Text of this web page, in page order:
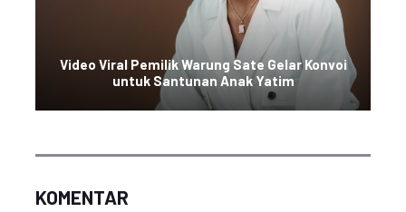
Video Viral Pemilik Warung Sate Gelar Konvoi
untuk Santunan Anak Yatim
KOMENTAR